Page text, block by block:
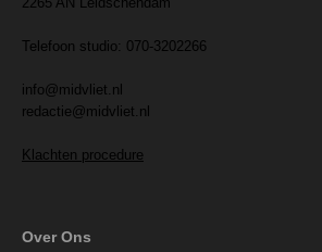
Telefoon studio: 070-3202266
info@midvliet.nl
redactie@midvliet.nl
Klachten procedure
Over Ons